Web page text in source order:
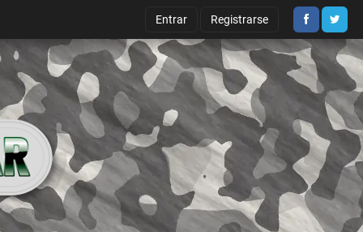
Entrar Registrarse